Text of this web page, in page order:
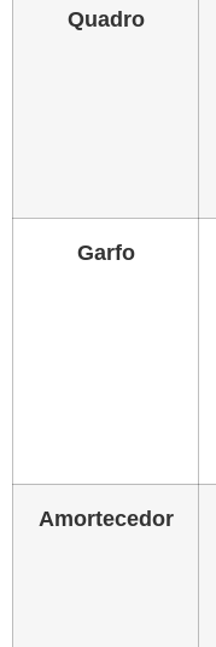
Quadro
Garfo
Amortecedor